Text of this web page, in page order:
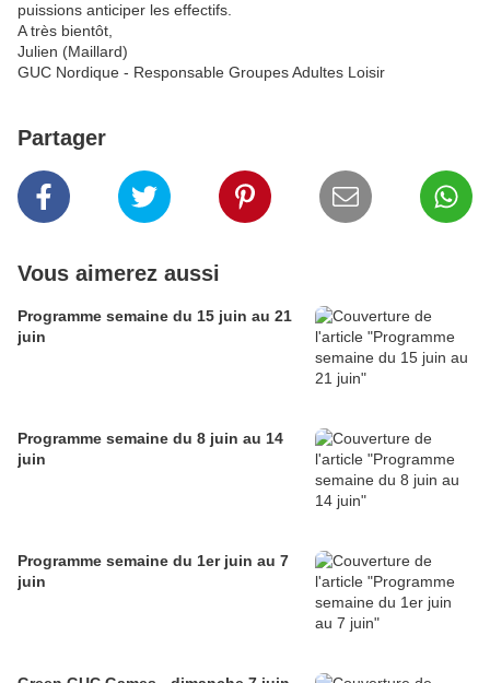
puissions anticiper les effectifs.
A très bientôt,
Julien (Maillard)
GUC Nordique - Responsable Groupes Adultes Loisir
Partager
Vous aimerez aussi
Programme semaine du 15 juin au 21
juin
Programme semaine du 8 juin au 14
juin
Programme semaine du 1er juin au 7
juin